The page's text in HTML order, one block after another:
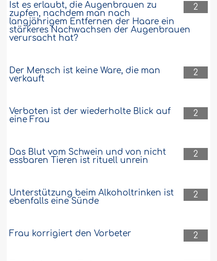
2
Ist es erlaubt, die Augenbrauen zu
zupfen, nachdem man nach
langjährigem Entfernen der Haare ein
stärkeres Nachwachsen der Augenbrauen
verursacht hat?
2
Der Mensch ist keine Ware, die man
verkauft
2
Verboten ist der wiederholte Blick auf
eine Frau
2
Das Blut vom Schwein und von nicht
essbaren Tieren ist rituell unrein
2
Unterstützung beim Alkoholtrinken ist
ebenfalls eine Sünde
2
Frau korrigiert den Vorbeter